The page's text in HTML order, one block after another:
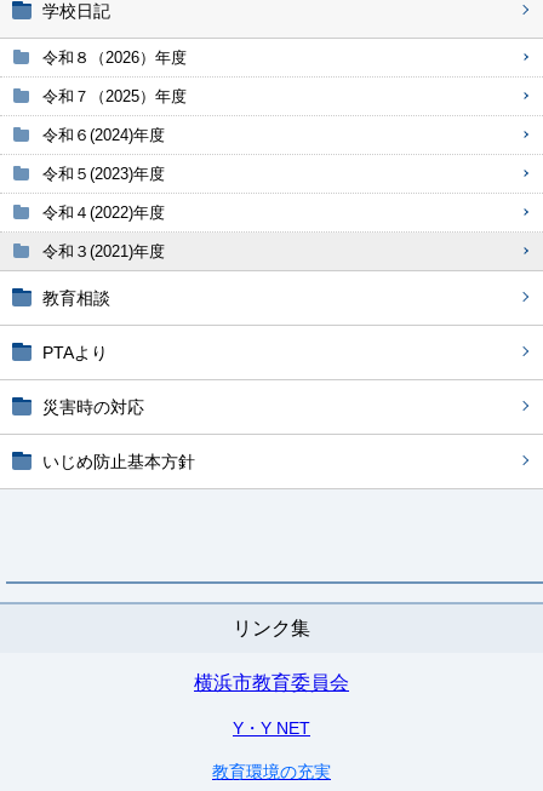
学校日記
令和８（2026）年度
令和７（2025）年度
令和６(2024)年度
令和５(2023)年度
令和４(2022)年度
令和３(2021)年度
教育相談
PTAより
災害時の対応
いじめ防止基本方針
リンク集
横浜市教育委員会
Y・Y NET
教育環境の充実